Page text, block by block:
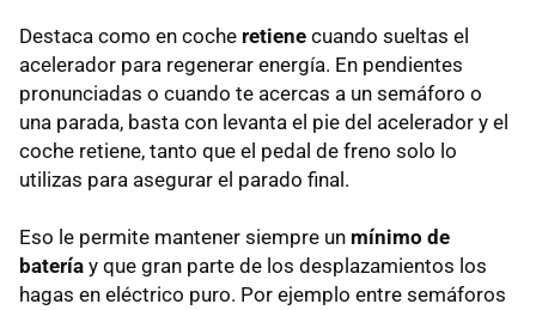
Destaca como en coche retiene cuando sueltas el
acelerador para regenerar energía. En pendientes
pronunciadas o cuando te acercas a un semáforo o
una parada, basta con levanta el pie del acelerador y el
coche retiene, tanto que el pedal de freno solo lo
utilizas para asegurar el parado final.
Eso le permite mantener siempre un mínimo de
batería y que gran parte de los desplazamientos los
hagas en eléctrico puro. Por ejemplo entre semáforos